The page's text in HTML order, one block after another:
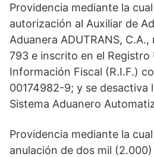
Providencia mediante la
autorización al Auxiliar de
Aduanera ADUTRANS,
793 e inscrito en el Registro
Información Fiscal (R.I.F.)
00174982-9; y se desactiva
Sistema Aduanero
Providencia mediante la
anulación de dos mil